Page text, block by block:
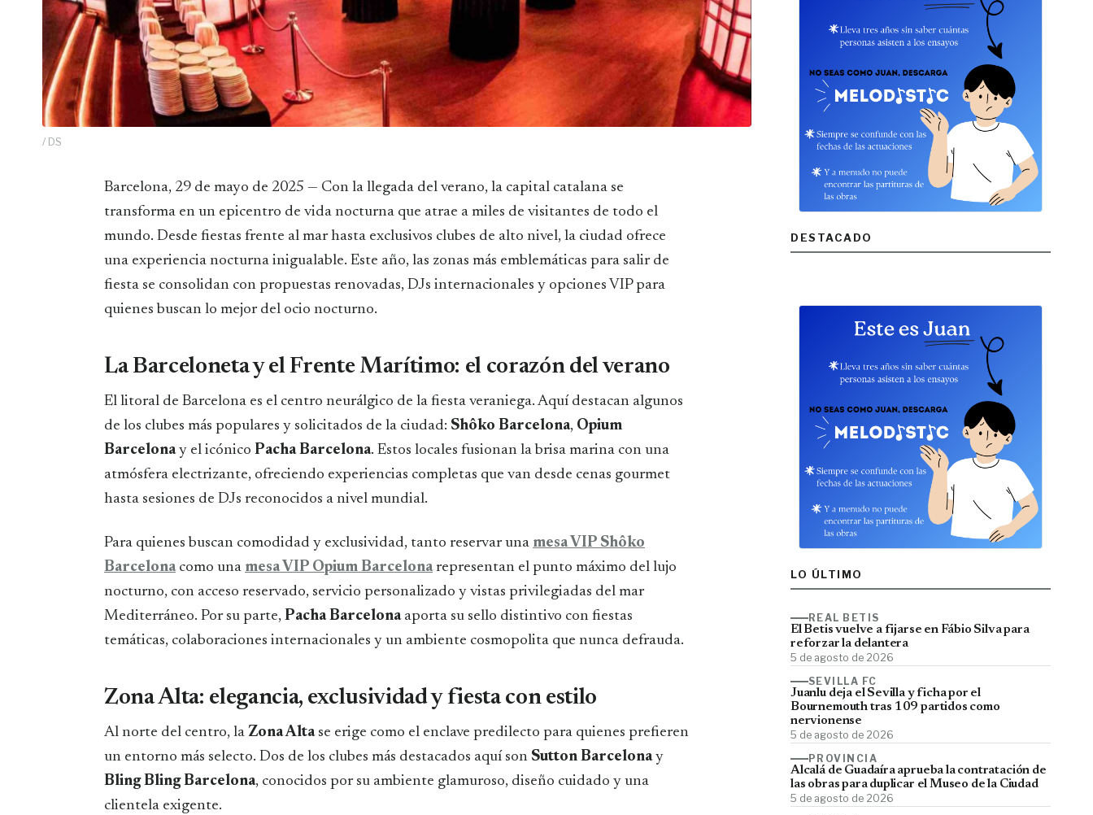
/ DS
Barcelona, 29 de mayo de 2025 — Con la llegada del verano, la capital catalana se
transforma en un epicentro de vida nocturna que atrae a miles de visitantes de todo el
mundo. Desde fiestas frente al mar hasta exclusivos clubes de alto nivel, la ciudad ofrece
una experiencia nocturna inigualable. Este año, las zonas más emblemáticas para salir de
fiesta se consolidan con propuestas renovadas, DJs internacionales y opciones VIP para
quienes buscan lo mejor del ocio nocturno.
La Barceloneta y el Frente Marítimo: el corazón del verano
El litoral de Barcelona es el centro neurálgico de la fiesta veraniega. Aquí destacan algunos
de los clubes más populares y solicitados de la ciudad: Shôko Barcelona, Opium
Barcelonay el icónico Pacha Barcelona. Estos locales fusionan la brisa marina con una
atmósfera electrizante, ofreciendo experiencias completas que van desde cenas gourmet
hasta sesiones de DJs reconocidos a nivel mundial.
Para quienes buscan comodidad y exclusividad, tanto reservar una mesa VIP Shôko
Barcelonacomo una mesa VIP Opium Barcelonarepresentan el punto máximo del lujo
nocturno, con acceso reservado, servicio personalizado y vistas privilegiadas del mar
Mediterráneo. Por su parte, Pacha Barcelonaaporta su sello distintivo con fiestas
temáticas, colaboraciones internacionales y un ambiente cosmopolita que nunca defrauda.
Zona Alta: elegancia, exclusividad y fiesta con estilo
Al norte del centro, la Zona Altase erige como el enclave predilecto para quienes prefieren
un entorno más selecto. Dos de los clubes más destacados aquí son Sutton Barcelonay
Bling Bling Barcelona, conocidos por su ambiente glamuroso, diseño cuidado y una
clientela exigente.
DESTACADO
LO ÚLTIMO
REAL BETIS
El Betis vuelve a fijarse en Fábio Silva para
reforzar la delantera
5 de agosto de 2026
SEVILLA FC
Juanlu deja el Sevilla y ficha por el
Bournemouth tras 109 partidos como
nervionense
5 de agosto de 2026
PROVINCIA
Alcalá de Guadaíra aprueba la contratación de
las obras para duplicar el Museo de la Ciudad
5 de agosto de 2026